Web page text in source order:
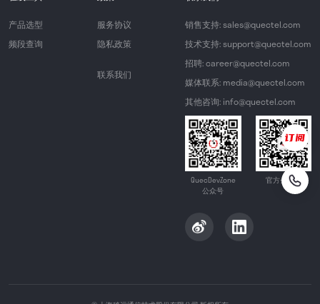
产品选型
频段查询
服务协议
隐私政策
联系我们
销售支持: sales@quectel.com
技术支持: support@quectel.com
招聘: career@quectel.com
媒体联系: media@quectel.com
其他咨询: info@quectel.com
QuecDevZone
公众号
官方公众号